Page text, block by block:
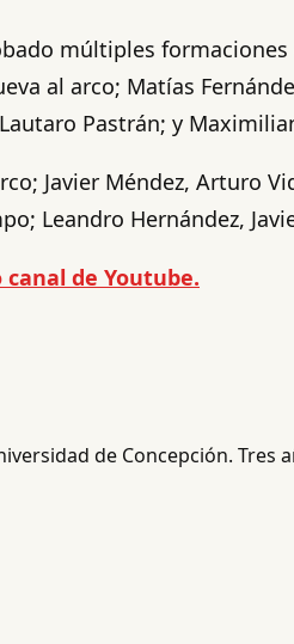
múltiples
al arco; Matías
Pastrán; y
Javier Méndez, Arturo
Leandro Hernández,
de Youtube.
de Concepción.